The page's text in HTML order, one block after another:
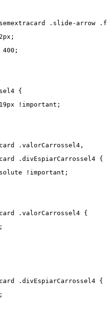
.slide-arrow
400;
{
!important;
.valorCarrossel4,
.divEspiarCarrossel4 {
!important;
.valorCarrossel4 {
.divEspiarCarrossel4 {